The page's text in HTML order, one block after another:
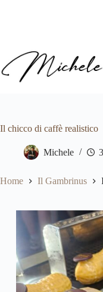
Il chicco di caffè realistico
Michele
Home Il Gambrinus